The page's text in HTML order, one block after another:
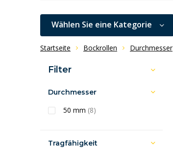
Wählen Sie eine Kategorie
Startseite Bockrollen Durchmesser
Filter
Durchmesser
50 mm (8)
Tragfähigkeit